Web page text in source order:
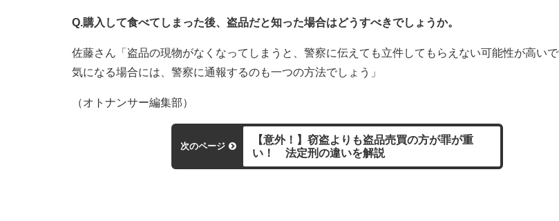
Q.購入して食べてしまった後、盗品だと知った場合はどうすべきでしょうか。
佐藤さん「盗品の現物がなくなってしまうと、警察に伝えても立件してもらえない可能性が高いで
気になる場合には、警察に通報するのも一つの方法でしょう」
（オトナンサー編集部）
次のページ
【意外！】窃盗よりも盗品売買の方が罪が重
い！ 法定刑の違いを解説